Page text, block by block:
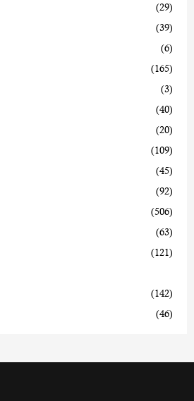
(29)
(39)
(6)
(165)
(3)
(40)
(20)
(109)
(45)
(92)
(506)
(63)
(121)
(142)
(46)